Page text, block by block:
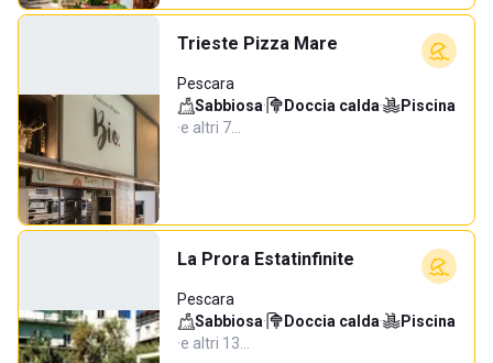
Trieste Pizza Mare
Pescara
Sabbiosa· Doccia calda·
Piscina
·e altri 7…
La Prora Estatinfinite
Pescara
Sabbiosa· Doccia calda·
Piscina
·e altri 13…